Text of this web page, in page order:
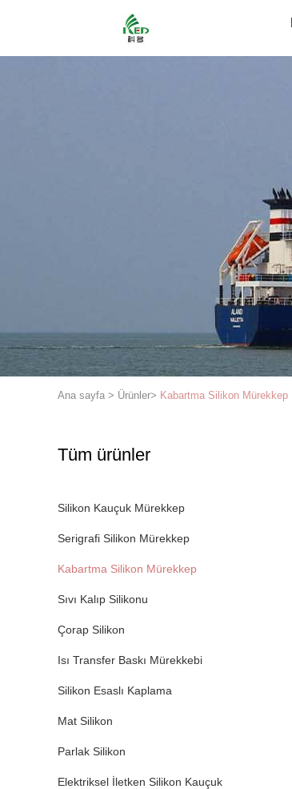
Ana sayfa > Ürünler> Kabartma Silikon Mürekkep
Tüm ürünler
Silikon Kauçuk Mürekkep
Serigrafi Silikon Mürekkep
Kabartma Silikon Mürekkep
Sıvı Kalıp Silikonu
Çorap Silikon
Isı Transfer Baskı Mürekkebi
Silikon Esaslı Kaplama
Mat Silikon
Parlak Silikon
Elektriksel İletken Silikon Kauçuk